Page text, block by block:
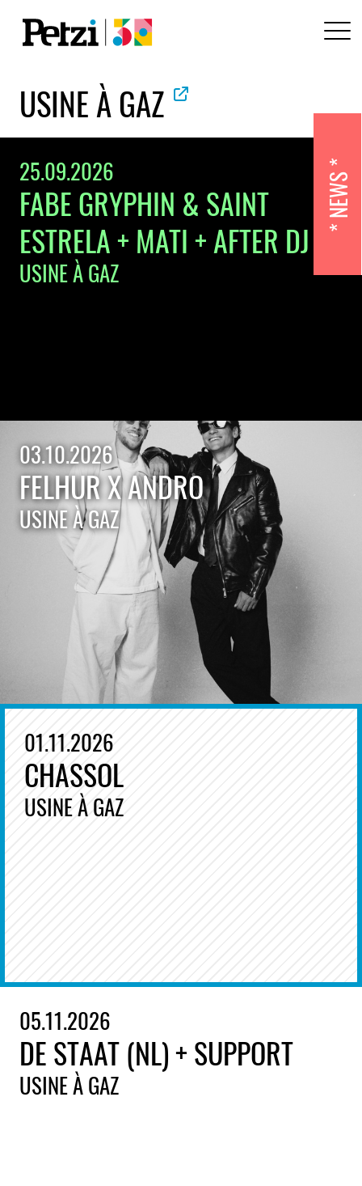
USINE À GAZ
25.09.2026
FABE GRYPHIN & SAINT
ESTRELA + MATI + AFTER DJ
USINE À GAZ
03.10.2026
FELHUR X ANDRO
USINE À GAZ
01.11.2026
CHASSOL
USINE À GAZ
05.11.2026
DE STAAT (NL) + SUPPORT
USINE À GAZ
NEWS